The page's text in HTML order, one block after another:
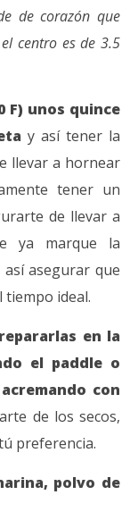
de corazón que
centro es de 3.5
F) unos quince
y así tener la
llevar a hornear
tener un
de llevar a
ya marque la
asegurar que
tiempo ideal.
en la
el paddle o
con
de los secos,
preferencia.
polvo de